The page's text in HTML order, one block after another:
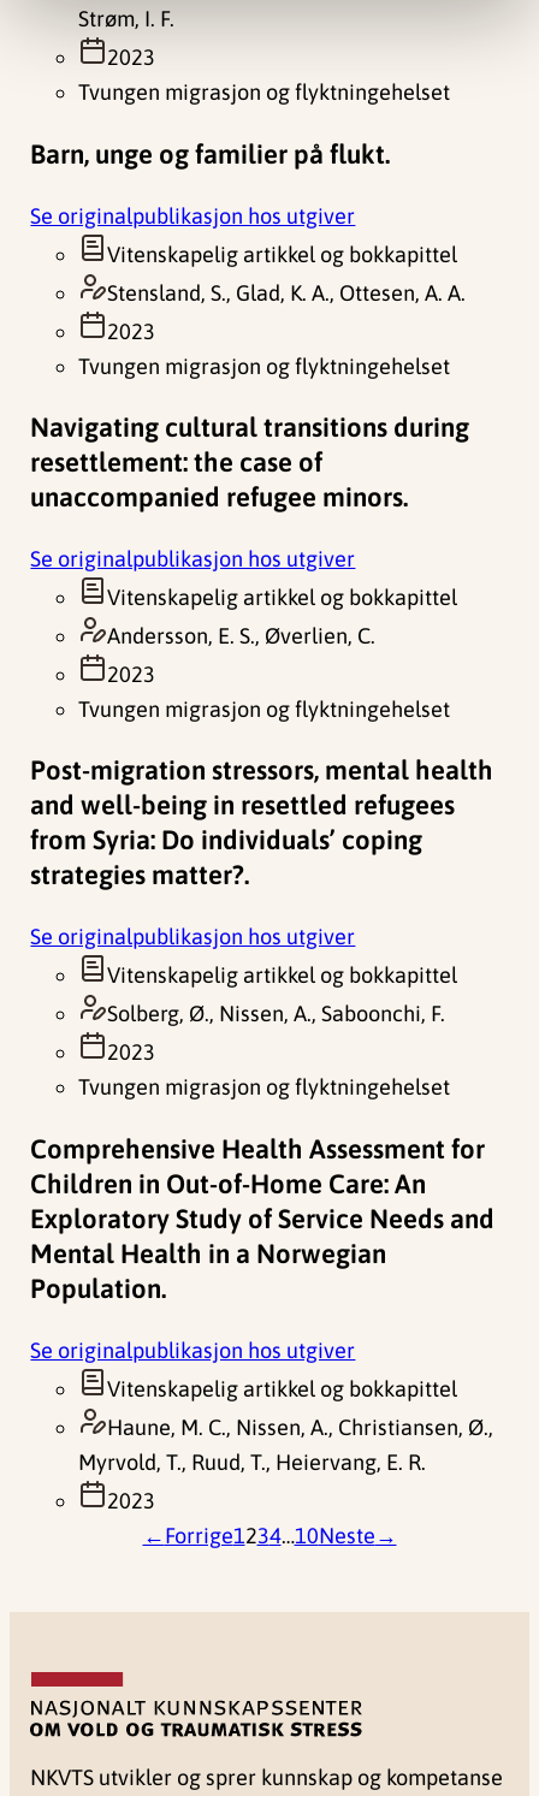
Strøm, I. F.
2023
Tvungen migrasjon og flyktningehelset
Barn, unge og familier på flukt.
Se originalpublikasjon hos utgiver
Vitenskapelig artikkel og bokkapittel
Stensland, S., Glad, K. A., Ottesen, A. A.
2023
Tvungen migrasjon og flyktningehelset
Navigating cultural transitions during
resettlement: the case of
unaccompanied refugee minors.
Se originalpublikasjon hos utgiver
Vitenskapelig artikkel og bokkapittel
Andersson, E. S., Øverlien, C.
2023
Tvungen migrasjon og flyktningehelset
Post-migration stressors, mental health
and well-being in resettled refugees
from Syria: Do individuals’ coping
strategies matter?.
Se originalpublikasjon hos utgiver
Vitenskapelig artikkel og bokkapittel
Solberg, Ø., Nissen, A., Saboonchi, F.
2023
Tvungen migrasjon og flyktningehelset
Comprehensive Health Assessment for
Children in Out-of-Home Care: An
Exploratory Study of Service Needs and
Mental Health in a Norwegian
Population.
Se originalpublikasjon hos utgiver
Vitenskapelig artikkel og bokkapittel
Haune, M. C., Nissen, A., Christiansen, Ø.,
Myrvold, T., Ruud, T., Heiervang, E. R.
2023
←Forrige1234…10Neste→
NKVTS utvikler og sprer kunnskap og kompetanse